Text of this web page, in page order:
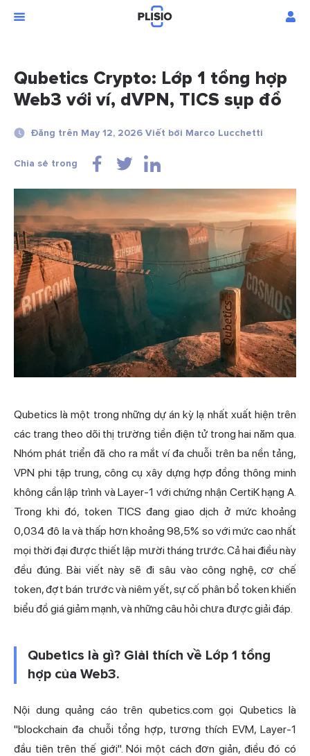
Qubetics Crypto: Lớp 1 tổng hợp
Web3 với ví, dVPN, TICS sụp đổ
Đăng trên May 12, 2026 Viết bởi Marco Lucchetti
Chia sẻ trong
Qubetics là một trong những dự án kỳ lạ nhất xuất hiện trên
các trang theo dõi thị trường tiền điện tử trong hai năm qua.
Nhóm phát triển đã cho ra mắt ví đa chuỗi trên ba nền tảng,
VPN phi tập trung, công cụ xây dựng hợp đồng thông minh
không cần lập trình và Layer-1 với chứng nhận CertiK hạng A.
Trong khi đó, token TICS đang giao dịch ở mức khoảng
0,034 đô la và thấp hơn khoảng 98,5% so với mức cao nhất
mọi thời đại được thiết lập mười tháng trước. Cả hai điều này
đều đúng. Bài viết này sẽ đi sâu vào công nghệ, cơ chế
token, đợt bán trước và niêm yết, sự cố phân bổ token khiến
biểu đồ giá giảm mạnh, và những câu hỏi chưa được giải đáp.
Qubetics là gì? Giải thích về Lớp 1 tổng
hợp của Web3.
Nội dung quảng cáo trên qubetics.com gọi Qubetics là
"blockchain đa chuỗi tổng hợp, tương thích EVM, Layer-1
đầu tiên trên thế giới". Nói một cách đơn giản, điều đó có